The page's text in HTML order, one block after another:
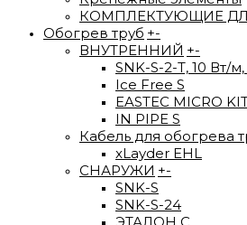
КОМПЛЕКТУЮЩИЕ
Обогрев труб +-
ВНУТРЕННИЙ +-
SNK-S-2-T, 10 Вт/
Ice Free S
EASTEC MICRO
IN PIPE S
Кабель для обогрева
xLayder EHL
СНАРУЖИ +-
SNK-S
SNK-S-24